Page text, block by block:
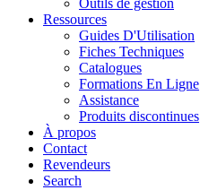
Outils de gestion
Ressources
Guides D'Utilisation
Fiches Techniques
Catalogues
Formations En Ligne
Assistance
Produits discontinues
À propos
Contact
Revendeurs
Search